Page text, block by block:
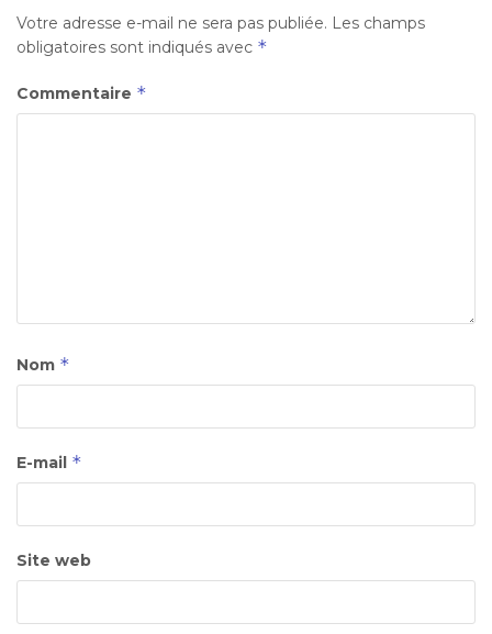
Votre adresse e-mail ne sera pas publiée. Les champs
obligatoires sont indiqués avec *
Commentaire *
Nom *
E-mail *
Site web